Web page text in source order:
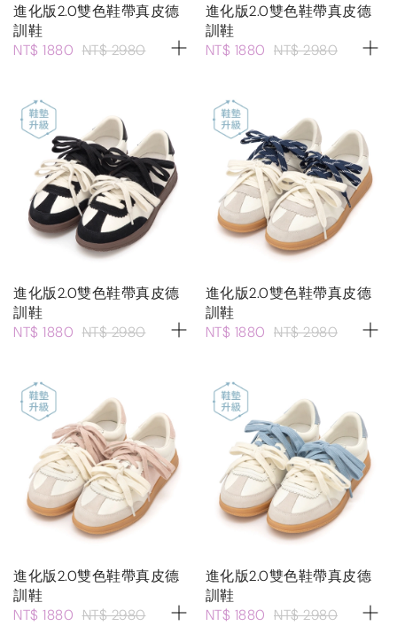
進化版2.0雙色鞋帶真皮德
訓鞋
NT$ 1880 NT$ 2980
進化版2.0雙色鞋帶真皮德
訓鞋
NT$ 1880 NT$ 2980
進化版2.0雙色鞋帶真皮德
訓鞋
NT$ 1880 NT$ 2980
進化版2.0雙色鞋帶真皮德
訓鞋
NT$ 1880 NT$ 2980
進化版2.0雙色鞋帶真皮德
訓鞋
NT$ 1880 NT$ 2980
進化版2.0雙色鞋帶真皮德
訓鞋
NT$ 1880 NT$ 2980